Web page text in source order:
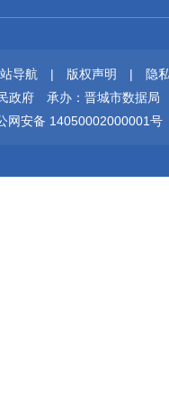
导航 | 版权声明 |
隐
政府
承办：晋城市数据局
网安备 14050002000001号